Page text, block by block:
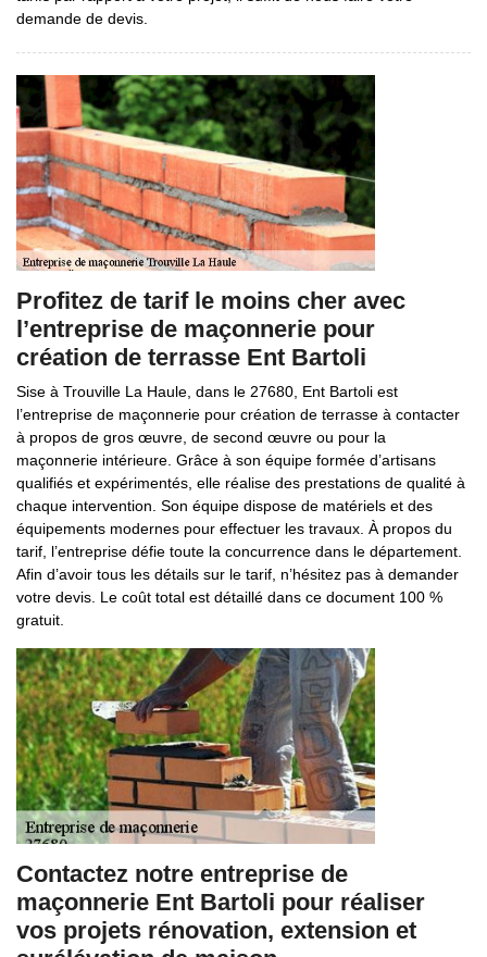
demande de devis.
Profitez de tarif le moins cher avec
l’entreprise de maçonnerie pour
création de terrasse Ent Bartoli
Sise à Trouville La Haule, dans le 27680, Ent Bartoli est
l’entreprise de maçonnerie pour création de terrasse à contacter
à propos de gros œuvre, de second œuvre ou pour la
maçonnerie intérieure. Grâce à son équipe formée d’artisans
qualifiés et expérimentés, elle réalise des prestations de qualité à
chaque intervention. Son équipe dispose de matériels et des
équipements modernes pour effectuer les travaux. À propos du
tarif, l’entreprise défie toute la concurrence dans le département.
Afin d’avoir tous les détails sur le tarif, n’hésitez pas à demander
votre devis. Le coût total est détaillé dans ce document 100 %
gratuit.
Contactez notre entreprise de
maçonnerie Ent Bartoli pour réaliser
vos projets rénovation, extension et